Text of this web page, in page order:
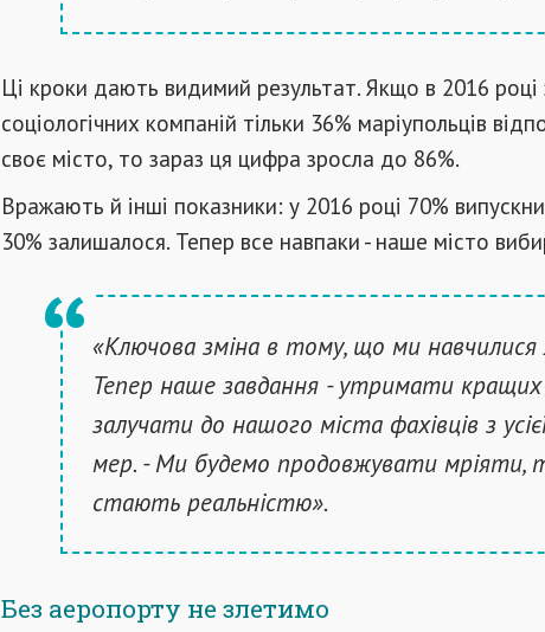
Ці кроки дають видимий результат. Якщо в 2016 році
соціологічних компаній тільки 36% маріупольців
своє місто, то зараз ця цифра зросла до 86%.
Вражають й інші показники: у 2016 році 70%
30% залишалося. Тепер все навпаки - наше місто
«Ключова зміна в тому, що ми
Тепер наше завдання - утримати кращих
залучати до нашого міста фахівців з
мер. - Ми будемо продовжувати мріяти,
стають реальністю».
Без аеропорту не злетимо